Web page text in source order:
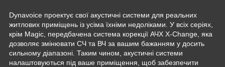
Dynavoice проектує свої акустичні системи для реальних
житлових приміщень із усіма їхніми недоліками. У всіх серіях,
крім Magiс, передбачена система корекції АЧХ X-Change, яка
дозволяє змінювати СЧ та ВЧ за вашим бажанням у досить
сильному діапазоні. Таким чином, акустичні системи
налаштовуються під ваше приміщення, щоб забезпечити